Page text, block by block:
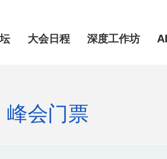
大会日程 深度工作坊
峰会门票